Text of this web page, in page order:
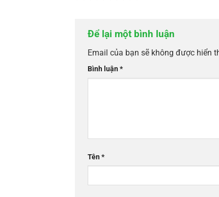
Để lại một bình luận
Email của bạn sẽ không được hiển
Bình luận*
Tên*